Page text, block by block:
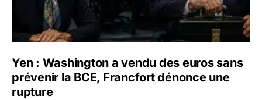
Yen : Washington a vendu des euros sans
prévenir la BCE, Francfort dénonce une
rupture